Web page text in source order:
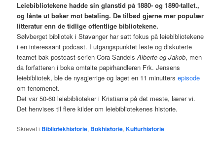
Leiebibliotekene hadde sin glanstid på 1880- og 1890-tallet.,
og lånte ut bøker mot betaling. De tilbød gjerne mer populær
litteratur enn de tidlige offentlige bibliotekene.
Sølvberget bibliotek i Stavanger har satt fokus på leiebibliotekene
i en interessant podcast. I utgangspunktet leste og diskuterte
teamet bak postcast-serien Cora SandelsAlberte og Jakob, men
da forfatteren i boka omtalte papirhandleren Frk. Jensens
leiebibliotek, ble de nysgjerrige og laget en 11 minuttersepisode
om fenomenet.
Det var 50-60 leiebiblioteker i Kristiania på det meste, lærer vi.
Det henvises til flere kilder om leiebibliotekenes historie.
Skrevet i Bibliotekhistorie, Bokhistorie,Kulturhistorie